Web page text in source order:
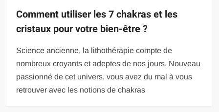
Comment utiliser les 7 chakras et les
cristaux pour votre bien-être ?
Science ancienne, la lithothérapie compte de
nombreux croyants et adeptes de nos jours. Nouveau
passionné de cet univers, vous avez du mal à vous
retrouver avec les notions de chakras